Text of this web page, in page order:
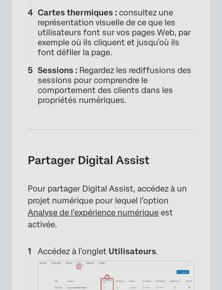
Cartes thermiques : consultez une
représentation visuelle de ce que les
utilisateurs font sur vos pages Web, par
exemple où ils cliquent et jusqu’où ils
font défiler la page.
Sessions : Regardez les rediffusions des
sessions pour comprendre le
comportement des clients dans les
propriétés numériques.
Partager Digital Assist
Pour partager Digital Assist, accédez à un
projet numérique pour lequel l’option
Analyse de l’expérience numérique est
activée.
Accédez à l’onglet Utilisateurs.